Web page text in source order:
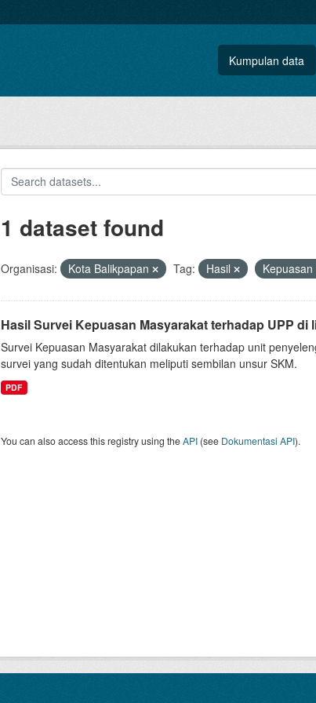
Kumpulan data
1 dataset found
Organisasi: Kota Balikpapan Tag: Hasil Kepuasan
Hasil Survei Kepuasan Masyarakat terhadap UPP di
Survei Kepuasan Masyarakat dilakukan terhadap unit
survei yang sudah ditentukan meliputi sembilan unsur SKM.
PDF
You can also access this registry using theAPI(see Dokumentasi API).